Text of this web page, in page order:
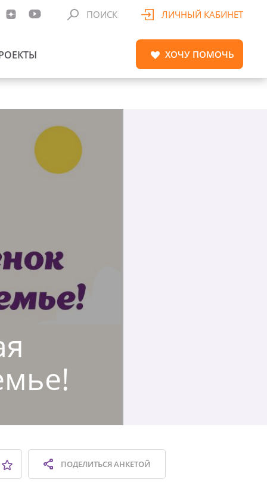
ПОИСК ЛИЧНЫЙ КАБИНЕТ
ХОЧУ ПОМОЧЬ
ПОДЕЛИТЬСЯАНКЕТОЙ